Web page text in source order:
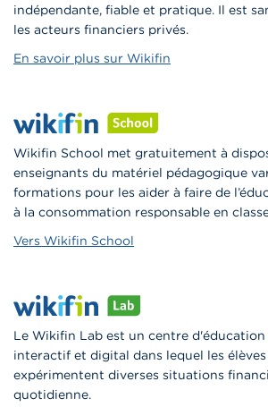
indépendante, fiable et pratique. Il est
les acteurs financiers privés.
En savoir plus sur Wikifin
Wikifin School met gratuitement à
enseignants du matériel pédagogique
formations pour les aider à faire de
à la consommation responsable en
Vers Wikifin School
Le Wikifin Lab est un centre
interactif et digital dans lequel les
expérimentent diverses situations
quotidienne.